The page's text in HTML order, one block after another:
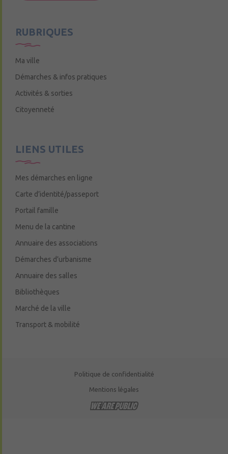
RUBRIQUES
Ma ville
Démarches & infos pratiques
Activités & sorties
Citoyenneté
LIENS UTILES
Mes démarches en ligne
Carte d’identité/passeport
Portail famille
Menu de la cantine
Annuaire des associations
Démarches d’urbanisme
Annuaire des salles
Bibliothèques
Marché de la ville
Transport & mobilité
Politique de confidentialité
Mentions légales